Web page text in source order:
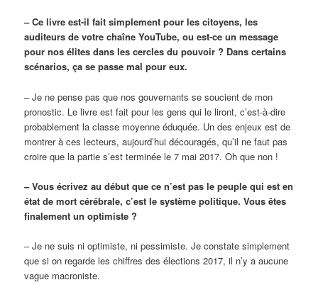
– Ce livre est-il fait simplement pour les citoyens, les
auditeurs de votre chaîne YouTube, ou est-ce un message
pour nos élites dans les cercles du pouvoir ? Dans certains
scénarios, ça se passe mal pour eux.
– Je ne pense pas que nos gouvernants se soucient de mon
pronostic. Le livre est fait pour les gens qui le liront, c’est-à-dire
probablement la classe moyenne éduquée. Un des enjeux est de
montrer à ces lecteurs, aujourd’hui découragés, qu’il ne faut pas
croire que la partie s’est terminée le 7 mai 2017. Oh que non !
– Vous écrivez au début que ce n’est pas le peuple qui est en
état de mort cérébrale, c’est le système politique. Vous êtes
finalement un optimiste ?
– Je ne suis ni optimiste, ni pessimiste. Je constate simplement
que si on regarde les chiffres des élections 2017, il n’y a aucune
vague macroniste.